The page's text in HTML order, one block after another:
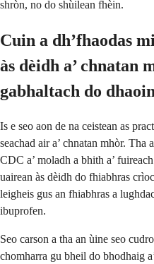
shròn, no do shùilean fhèin.
Cuin a dh’fhaodas
às dèidh a’ chnatan
gabhaltach do
Is e seo aon de na ceistean as
seachad air a’ chnatan mhòr.
CDC a’ moladh a bhith a’
uairean às dèidh do fhiabhras
leigheis gus an fhiabhras a
ibuprofen.
Seo carson a tha an ùine seo
chomharra gu bheil do bhodhaig